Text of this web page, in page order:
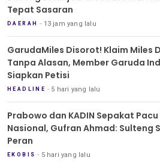
Tepat Sasaran
DAERAH 13 jam yang lalu
GarudaMiles Disorot! Klaim Miles
Tanpa Alasan, Member Garuda
Siapkan Petisi
HEADLINE 5 hari yang lalu
Prabowo dan KADIN Sepakat Pacu
Nasional, Gufran Ahmad: Sulteng
Peran
EKOBIS 5 hari yang lalu